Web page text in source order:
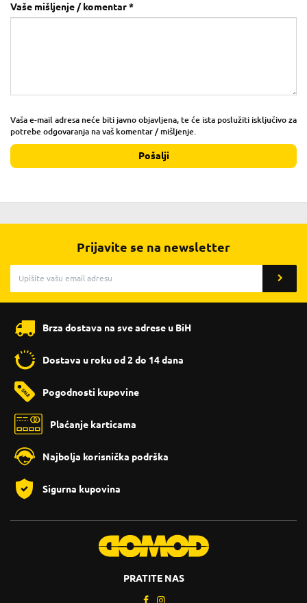
Vaše mišljenje / komentar *
Vaša e-mail adresa neće biti javno objavljena, te će ista poslužiti isključivo za
potrebe odgovaranja na vaš komentar / mišljenje.
Pošalji
Prijavite se na newsletter
Brza dostava na sve adrese u BiH
Dostava u roku od 2 do 14 dana
Pogodnosti kupovine
Plaćanje karticama
Najbolja korisnička podrška
Sigurna kupovina
PRATITE NAS